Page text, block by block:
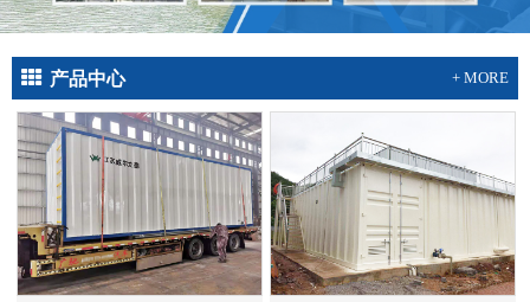
产品中心 + MORE